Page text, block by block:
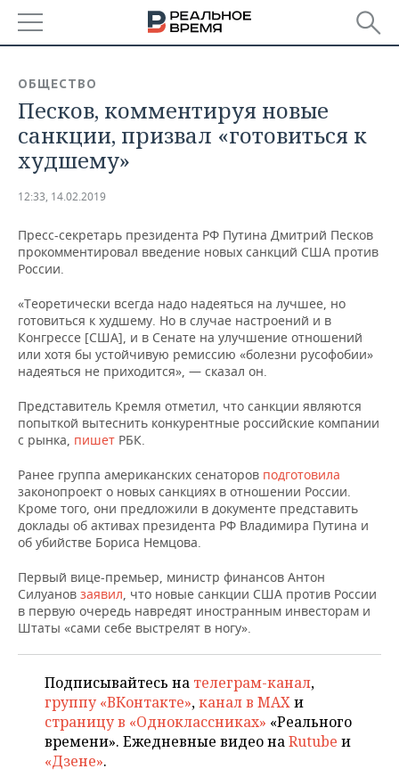
БАШКОРТОСТАН
ТАТАРСТАН
НОВОСТИ
АНАЛИТИКА
ДЕКЛАРАЦИИ О ДОХОДАХ
КОРОЛИ ГОСЗАКАЗА ПФО
ВУЗЫ ТАТАРСТАНА
КОМУ ПРИНАДЛЕЖАТ
ТОРГОВЫЕ ЦЕНТРЫ
ТАТАРСТАНА
НОВОСТИ ЭКОНОМИКИ
ФИНАНСЫ
БАНКИ
БЮДЖЕТ
ПРОМЫШЛЕННОСТЬ
НОВОСТИ
АГРОПРОМ
МАШИНОСТРОЕНИЕ
НЕФТЕХИМИЯ
НЕФТЬ
ОПК
ЭНЕРГЕТИКА
НЕДВИЖИМОСТЬ
НОВОСТИ НЕДВИЖИМОСТИ
АВТО
НОВОСТИ АВТО
БИЗНЕС
РОЗНИЧНАЯ ТОРГОВЛЯ
ТРАНСПОРТ
УСЛУГИ
НОВОСТИ ТЕХНОЛОГИЙ
IT
МЕДИА
ТЕЛЕКОММУНИКАЦИИ
МЕРОПРИЯТИЯ
НОВОСТИ МЕРОПРИЯТИЙ
ВЫЕЗДНАЯ РЕДАКЦИЯ
БИЗНЕС-БРАНЧИ
ONLINE-КОНФЕРЕНЦИИ
ОТКРЫТАЯ ЛЕКЦИЯ
СПОРТ
НОВОСТИ СПОРТА
ФУТБОЛ
ХОККЕЙ
БАСКЕТБОЛ
ВОЛЕЙБОЛ
КИБЕРСПОРТ
ФИГУРНОЕ КАТАНИЕ
ОБЩЕСТВО
НОВОСТИ ОБЩЕСТВА
ВЛАСТЬ
ИНФРАСТРУКТУРА
ИСТОРИЯ
КУЛЬТУРА
МЕДИЦИНА
СЮЖЕТЫ
СПРАВОЧНИК
СПИСОК ПЕРСОН
СПИСОК КОМПАНИЙ
ПОЛНАЯ ВЕРСИЯ
ОБЩЕСТВО
Песков, комментируя новые
санкции, призвал «готовиться к
худшему»
12:33, 14.02.2019
Пресс-секретарь президента РФ Путина Дмитрий Песков
прокомментировал введение новых санкций США против
России.
«Теоретически всегда надо надеяться на лучшее, но
готовиться к худшему. Но в случае настроений и в
Конгрессе [США], и в Сенате на улучшение отношений
или хотя бы устойчивую ремиссию «болезни русофобии»
надеяться не приходится», — сказал он.
Представитель Кремля отметил, что санкции являются
попыткой вытеснить конкурентные российские компании
с рынка, пишет РБК.
Ранее группа американских сенаторов подготовила
законопроект о новых санкциях в отношении России.
Кроме того, они предложили в документе представить
доклады об активах президента РФ Владимира Путина и
об убийстве Бориса Немцова.
Первый вице-премьер, министр финансов Антон
Силуанов заявил, что новые санкции США против России
в первую очередь навредят иностранным инвесторам и
Штаты «сами себе выстрелят в ногу».
Подписывайтесь на телеграм-канал,
группу «ВКонтакте»,канал в MAXи
страницу в «Одноклассниках» «Реального
времени». Ежедневные видео наRutube и
«Дзене».